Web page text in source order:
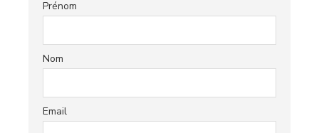
Prénom
Nom
Email